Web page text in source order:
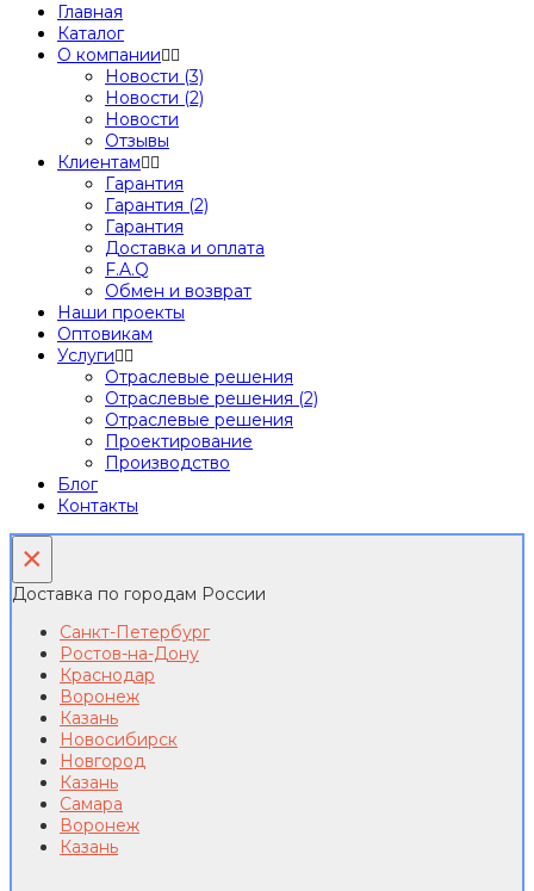
Главная
Каталог
О компании
Новости (3)
Новости (2)
Новости
Отзывы
Клиентам
Гарантия
Гарантия (2)
Гарантия
Доставка и оплата
F.A.Q
Обмен и возврат
Наши проекты
Оптовикам
Услуги
Отраслевые решения
Отраслевые решения (2)
Отраслевые решения
Проектирование
Производство
Блог
Контакты
×
Доставка по городам России
Санкт-Петербург
Ростов-на-Дону
Краснодар
Воронеж
Казань
Новосибирск
Новгород
Казань
Самара
Воронеж
Казань